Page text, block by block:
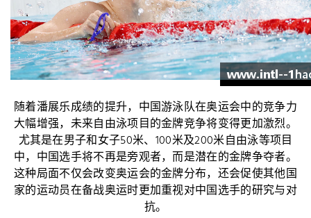
随着潘展乐成绩的提升，中国游泳队在奥运会中的竞争力
大幅增强，未来自由泳项目的金牌竞争将变得更加激烈。
尤其是在男子和女子50米、100米及200米自由泳等项目
中，中国选手将不再是旁观者，而是潜在的金牌争夺者。
这种局面不仅会改变奥运会的金牌分布，还会促使其他国
家的运动员在备战奥运时更加重视对中国选手的研究与对
抗。